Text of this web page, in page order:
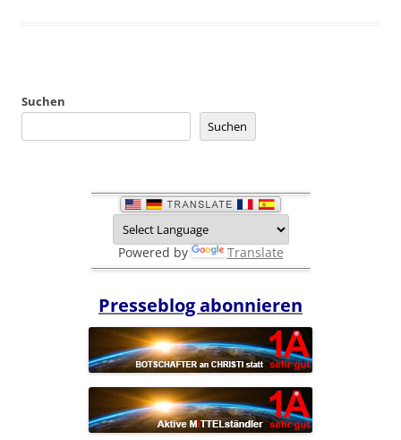
Suchen
Suchen
Powered by Translate
Presseblog abonnieren